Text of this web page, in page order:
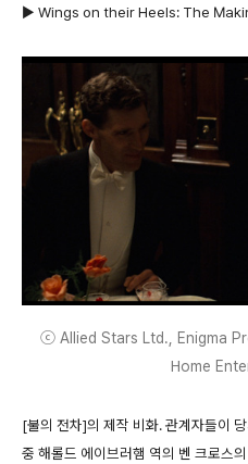
▶ Wings on their Heels: The
ⓒ Allied Stars Ltd., Enigma
Home
[불의 전차]의 제작 비화. 관계자들이
중 해롤드 에이브러햄 역의 벤 크로스